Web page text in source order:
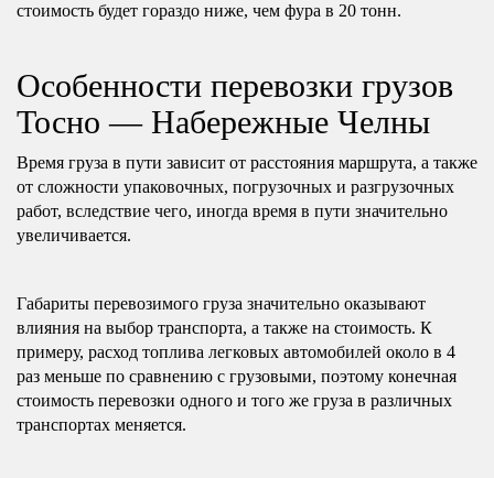
стоимость будет гораздо ниже, чем фура в 20 тонн.
Особенности перевозки грузов
Тосно — Набережные Челны
Время груза в пути зависит от расстояния маршрута, а также
от сложности упаковочных, погрузочных и разгрузочных
работ, вследствие чего, иногда время в пути значительно
увеличивается.
Габариты перевозимого груза значительно оказывают
влияния на выбор транспорта, а также на стоимость. К
примеру, расход топлива легковых автомобилей около в 4
раз меньше по сравнению с грузовыми, поэтому конечная
стоимость перевозки одного и того же груза в различных
транспортах меняется.